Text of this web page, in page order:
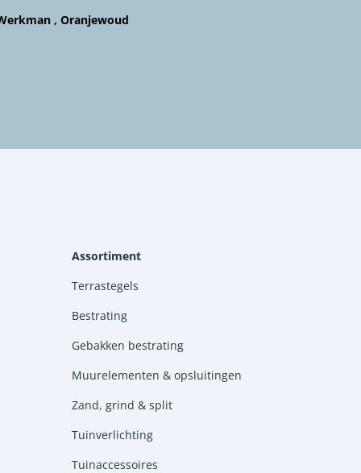
, Oranjewoud
Assortiment
Terrastegels
Bestrating
Gebakken bestrating
Muurelementen & opsluitingen
Zand, grind & split
Tuinverlichting
Tuinaccessoires